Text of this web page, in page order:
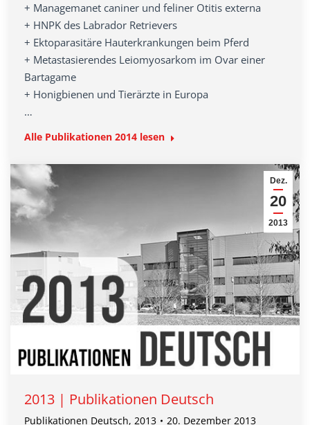
+ Managemanet caniner und feliner Otitis externa
+ HNPK des Labrador Retrievers
+ Ektoparasitäre Hauterkrankungen beim Pferd
+ Metastasierendes Leiomyosarkom im Ovar einer
Bartagame
+ Honigbienen und Tierärzte in Europa
…
Alle Publikationen 2014 lesen
Dez.
20
2013
2013 | Publikationen Deutsch
Publikationen Deutsch, 2013 20. Dezember 2013